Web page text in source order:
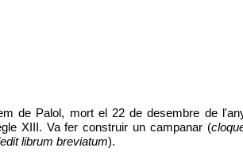
de Palol, mort el 22 de desembre de
XIII. Va fer construir un campanar (
librum breviatum).